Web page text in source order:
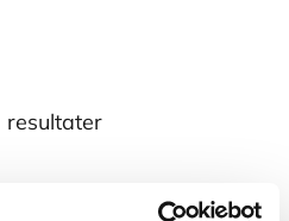
resultater